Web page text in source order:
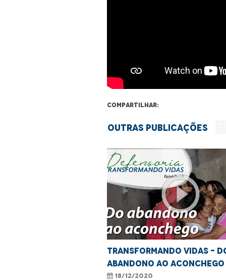
Compartilhar:
Outras Publicações
play_circle_outline
Transformando Vidas -
abandono ao aconchego
18/12/2020